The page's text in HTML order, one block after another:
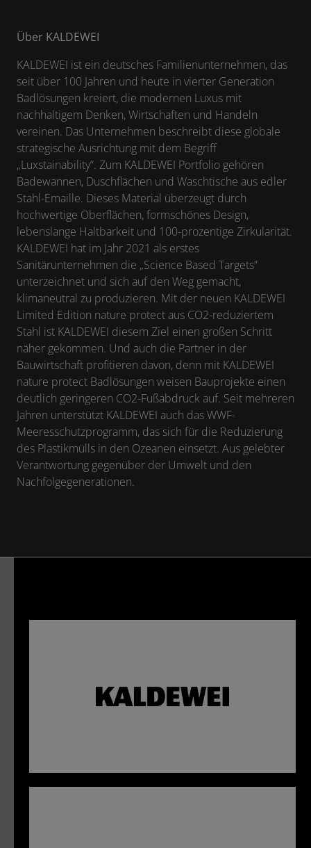
Über KALDEWEI
KALDEWEI ist ein deutsches Familienunternehmen, das
seit über 100 Jahren und heute in vierter Generation
Badlösungen kreiert, die modernen Luxus mit
nachhaltigem Denken, Wirtschaften und Handeln
vereinen. Das Unternehmen beschreibt diese globale
strategische Ausrichtung mit dem Begriff
„Luxstainability“. Zum KALDEWEI Portfolio gehören
Badewannen, Duschflächen und Waschtische aus edler
Stahl-Emaille. Dieses Material überzeugt durch
hochwertige Oberflächen, formschönes Design,
lebenslange Haltbarkeit und 100-prozentige Zirkularität.
KALDEWEI hat im Jahr 2021 als erstes
Sanitärunternehmen die „Science Based Targets“
unterzeichnet und sich auf den Weg gemacht,
klimaneutral zu produzieren. Mit der neuen KALDEWEI
Limited Edition nature protect aus CO2-reduziertem
Stahl ist KALDEWEI diesem Ziel einen großen Schritt
näher gekommen. Und auch die Partner in der
Bauwirtschaft profitieren davon, denn mit KALDEWEI
nature protect Badlösungen weisen Bauprojekte einen
deutlich geringeren CO2-Fußabdruck auf. Seit mehreren
Jahren unterstützt KALDEWEI auch das WWF-
Meeresschutzprogramm, das sich für die Reduzierung
des Plastikmülls in den Ozeanen einsetzt. Aus gelebter
Verantwortung gegenüber der Umwelt und den
Nachfolgegenerationen.